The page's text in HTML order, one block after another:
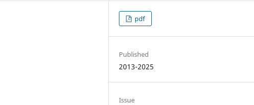
pdf
Published
2013-2025
Issue